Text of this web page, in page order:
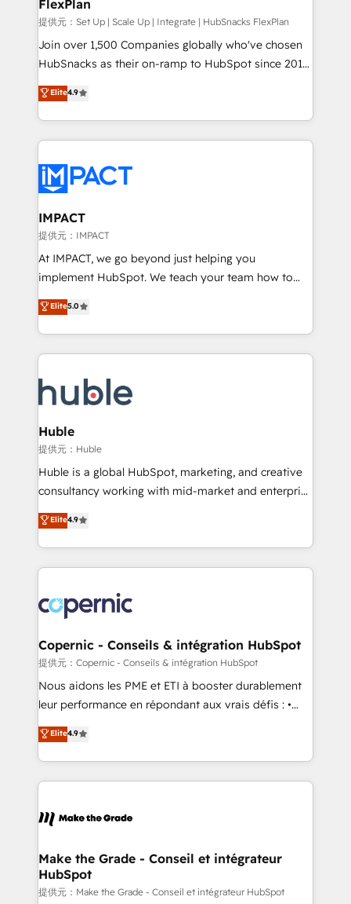
design We connect people, data and technology to
improve customer experiences. With our bright
people, exciting ideas and can-do mentality, we
ensure revenue growth on a daily basis. So tell us
team of 100+ experts is ready for you! Driving digital
growth | www.brightdigital.com
FlexPlan
提供元：Set Up | Scale Up | Integrate | HubSnacks FlexPlan
Join over 1,500 Companies globally who've chosen
HubSnacks as their on-ramp to HubSpot since 2014
Simple pay-as-you-go plans that accelerate value...
1️⃣ Set Up | Onboarding New or Check-fixing existing
HubSpot portals 2️⃣ Scale Up | 100% HubSpot Task
Execution... Global 24/7 ... All Experts 3️⃣ Integrate |
Slash months from your API Integration project... ⬅️
Click "Contact Business" ⬅️ to access 150+ Kickstart
Integration templates that put HubSpot in the center
of your tech stack, syncing... 🛍️ Shopify or
WooCommerce 💲 Stripe or Paypal 💰 Sage or
Netsuite 🤖 Google or Microsoft ✍️ DocuSign or
the rare Advanced "Custom Integrations"
Accreditation, securely sync data across... 🔄 any
new HubSpot portal with Advanced Website and
CRM Migrations using our in-house "HubScrub" Tool.
Elite4.9
IMPACT
提供元：IMPACT
At IMPACT, we go beyond just helping you
implement HubSpot. We teach your team how to
master it. As the creators of the Endless Customers
System™ (the next evolution of They Ask, You
Answer), we’re the only HubSpot partner built
entirely around coaching and training. That means
skills, processes, and internal team you need to
attract the right buyers, close deals faster, and grow
without outside dependencies. You’ll learn how to: •
Set up, audit, and organize your HubSpot portal •
Get your sales team fully using HubSpot • Track
pipeline and revenue across the entire buyer journey
growth • Create content and videos that attract
buyers • Use AI to scale smarter Our coaching-led
lasts. So if you're ready to become the most trusted
voice in your market, let’s talk.
Elite5.0
Huble
提供元：Huble
Huble is a global HubSpot, marketing, and creative
consultancy working with mid-market and enterprise
businesses. We go beyond implementation, shaping
the strategy, processes, and teams that turn
HubSpot into a genuine growth engine. Named
HubSpot's Global Partner of the Year in 2024,
worldwide, and with over 15 years in the ecosystem,
Huble has built a track record that speaks for itself.
One company, one operating model, delivering
across offices and consulting teams in the UK, USA,
Canada, Germany, France, Belgium, Singapore, and
South Africa. Certified compliant with ISO/IEC
international offices and 175+ employees.
Elite4.9
Copernic - Conseils & intégration HubSpot
提供元：Copernic - Conseils & intégration HubSpot
Nous aidons les PME et ETI à booster durablement
leur performance en répondant aux vrais défis : •
Intégration de HubSpot avec d’autres outils (ERP,
téléphonie, etc.) • Alignement des équipes grâce à un
outil et des données partagées • Amélioration de la
collecte et de l’analyse des données pour des
de la productivité des équipes Notre équipe de 30
avec un engagement total, alignant processus
métiers et technologie, et guidant vos équipes à
travers le changement, tout en centrant vos objectifs
Elite4.9
Make the Grade - Conseil et intégrateur
HubSpot
提供元：Make the Grade - Conseil et intégrateur HubSpot